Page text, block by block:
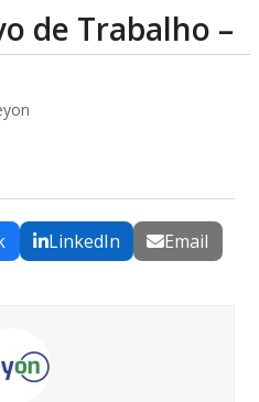
de Trabalho –
LinkedIn Email